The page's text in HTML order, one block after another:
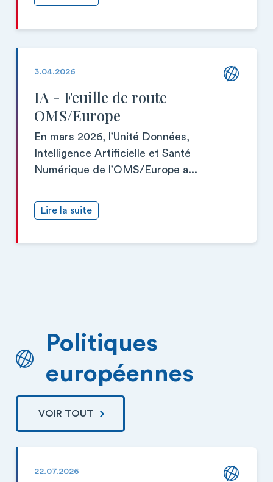
3.04.2026
IA - Feuille de route
OMS/Europe
En mars 2026, l’Unité Données,
Intelligence Artificielle et Santé
Numérique de l’OMS/Europe a...
Lire la suite
Politiques
européennes
VOIR TOUT
22.07.2026